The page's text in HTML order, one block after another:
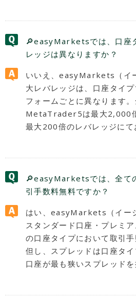
🔎easyMarketsでは、口座
レッジは異なりますか？
いいえ、easyMarkets（イ
大レバレッジは、口座タイ
フォームごとに異なります。
MetaTrader5は最大2,000
最大200倍のレバレッジにて
🔎easyMarketsでは、全て
引手数料無料ですか？
はい、easyMarkets（イー
スタンダード口座・プレミ
の口座タイプにおいて取引手
但し、スプレッドは口座タ
口座が最も狭いスプレッドを